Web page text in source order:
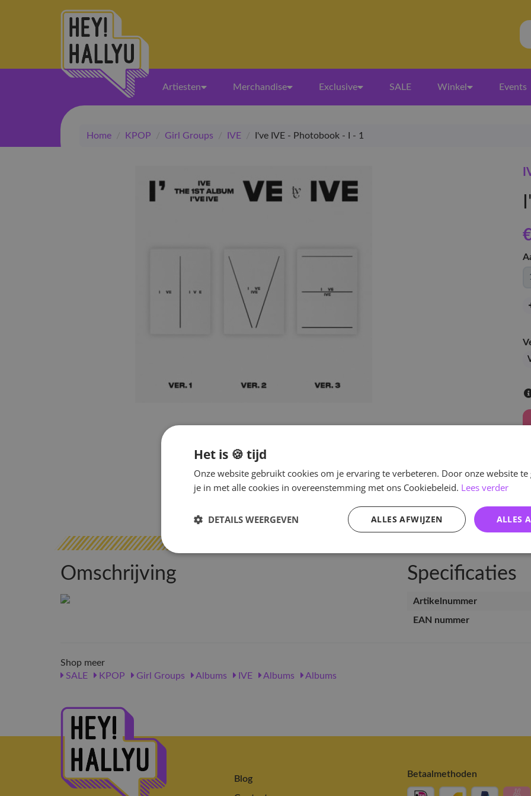
Artiesten Merchandise Exclusive SALE Winkel Events
Home / KPOP / Girl Groups / IVE / I've IVE - Photobook - I - 1
Omschrijving Specificaties
Artikelnummer
EAN nummer
Shop meer
SALE
KPOP Girl Groups Albums IVE Albums Albums
Blog
Betaalmethoden
Het is 🍪 tijd
Onze website gebruikt cookies om je ervaring te verbeteren. Door onze website
je in met alle cookies in overeenstemming met ons Cookiebeleid. Lees verder
ALLES
ALLES AFWIJZEN
DETAILS WEERGEVEN